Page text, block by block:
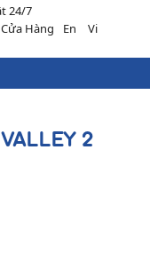
24/7
Hàng En Vi
2